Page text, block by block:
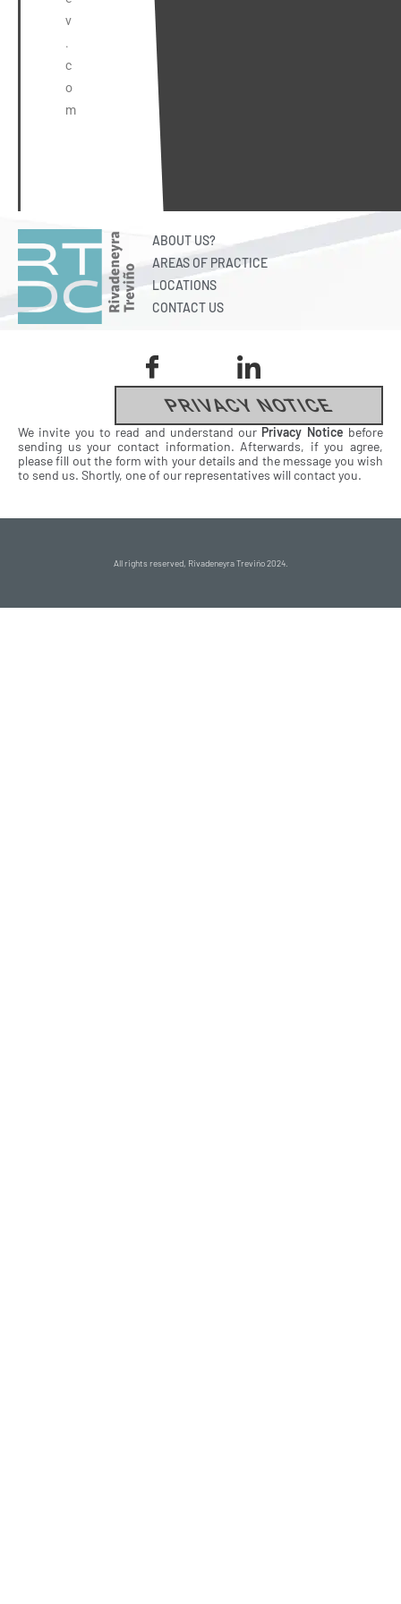
v
.
c
o
m
ABOUT US?
AREAS OF PRACTICE
LOCATIONS
CONTACT US
PRIVACY NOTICE
We invite you to read and understand our Privacy Notice before
sending us your contact information. Afterwards, if you agree,
please fill out the form with your details and the message you wish
to send us. Shortly, one of our representatives will contact you.
All rights reserved, Rivadeneyra Treviño 2024.